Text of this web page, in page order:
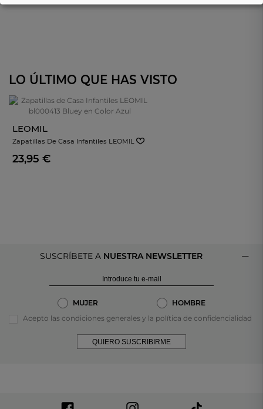
LO ÚLTIMO QUE HAS VISTO
LEOMIL
Zapatillas De Casa Infantiles LEOMIL
Bl000413 Bluey En Color Azul
23,95 €
SUSCRÍBETE A NUESTRA NEWSLETTER
MUJER
HOMBRE
Acepto las condiciones generales y la política de confidencialidad
QUIERO SUSCRIBIRME